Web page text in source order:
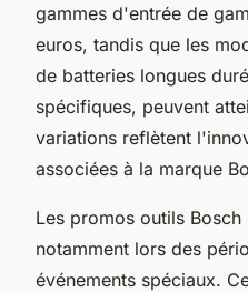
gammes d'entrée de
euros, tandis que les
de batteries longues
spécifiques, peuvent
variations reflètent
associées à la marque
Les promos outils
notamment lors des
événements spéciaux.